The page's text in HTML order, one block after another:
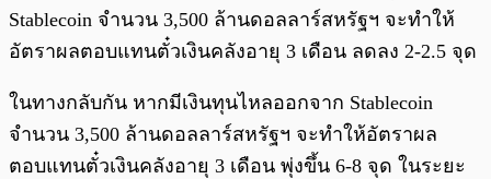
Stablecoin จำนวน 3,500 ล้านดอลลาร์สหรัฐฯ จะทำให้
อัตราผลตอบแทนตั๋วเงินคลังอายุ 3 เดือน ลดลง 2-2.5 จุด
ในทางกลับกัน หากมีเงินทุนไหลออกจาก Stablecoin
จำนวน 3,500 ล้านดอลลาร์สหรัฐฯ จะทำให้อัตราผล
ตอบแทนตั๋วเงินคลังอายุ 3 เดือน พุ่งขึ้น 6-8 จุด ในระยะ